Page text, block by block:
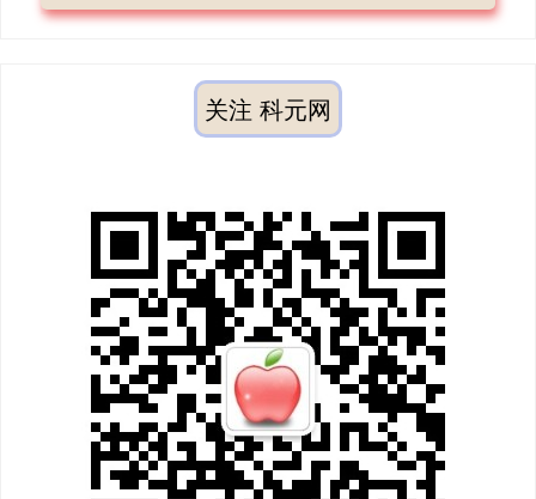
关注 科元网